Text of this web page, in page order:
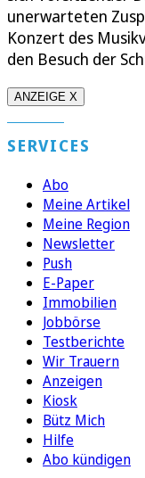
unerwarteten
Konzert des
den Besuch der
ANZEIGE X
SERVICES
Abo
Meine Artikel
Meine Region
Newsletter
Push
E-Paper
Immobilien
Jobbörse
Testberichte
Wir Trauern
Anzeigen
Kiosk
Bütz Mich
Hilfe
Abo kündigen